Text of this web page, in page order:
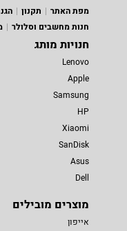
מפת האתר
תקנון
חנות מחשבים וסלולר
חנויות מותג
Lenovo
Apple
Samsung
HP
Xiaomi
SanDisk
Asus
Dell
מוצרים מובילים
אייפון